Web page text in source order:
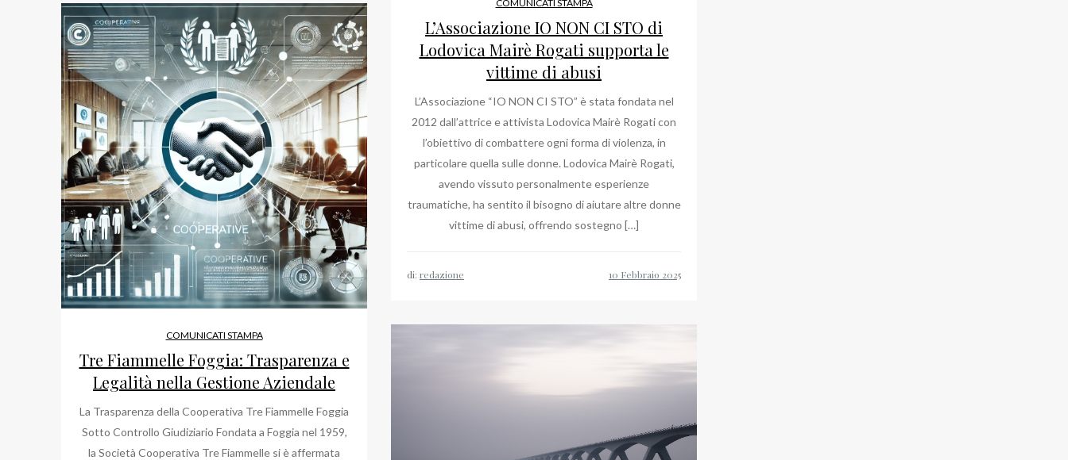
COMUNICATI STAMPA
L’Associazione IO NON CI STO di
Lodovica Mairè Rogati supporta le
vittime di abusi
L’Associazione “IO NON CI STO” è stata fondata nel
2012 dall’attrice e attivista Lodovica Mairè Rogati con
l’obiettivo di combattere ogni forma di violenza, in
particolare quella sulle donne. Lodovica Mairè Rogati,
avendo vissuto personalmente esperienze
traumatiche, ha sentito il bisogno di aiutare altre donne
vittime di abusi, offrendo sostegno […]
di: redazione
COMUNICATI STAMPA
Tre Fiammelle Foggia: Trasparenza e
Legalità nella Gestione Aziendale
La Trasparenza della Cooperativa Tre Fiammelle Foggia
Sotto Controllo Giudiziario Fondata a Foggia nel 1959,
la Società Cooperativa Tre Fiammelle si è affermata